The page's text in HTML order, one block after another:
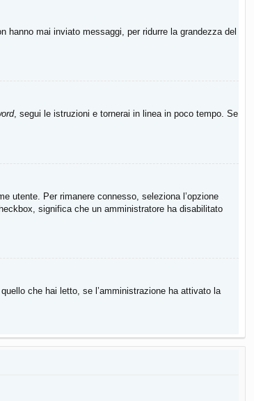
mai inviato messaggi, per ridurre la grandezza del
, segui le istruzioni e tornerai in linea in poco tempo. Se
utente. Per rimanere connesso, seleziona l’opzione
significa che un amministratore ha disabilitato
che hai letto, se l’amministrazione ha attivato la